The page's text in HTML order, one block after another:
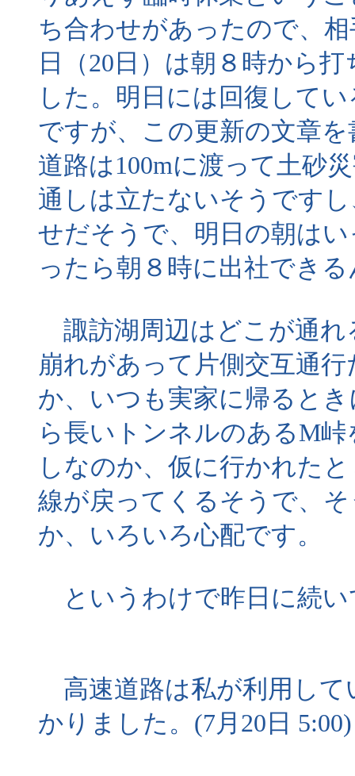
ち合わせがあったので、
日（20日）は朝８時から
した。明日には回復して
ですが、この更新の文章
道路は100mに渡って土砂
通しは立たないそうです
せだそうで、明日の朝は
ったら朝８時に出社でき
諏訪湖周辺はどこが通れ
崩れがあって片側交互通
か、いつも実家に帰ると
ら長いトンネルのあるM
しなのか、仮に行かれた
線が戻ってくるそうで、
か、いろいろ心配です。
というわけで昨日に続い
高速道路は私が利用して
かりました。(7月20日 5:00)